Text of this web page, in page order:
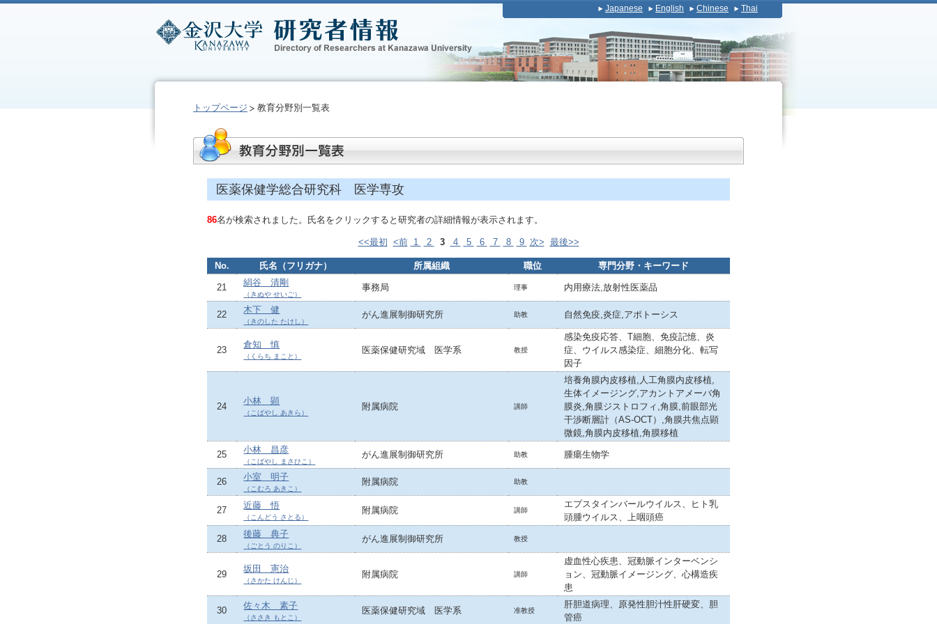
Japanese English Chinese Thai
トップページ 教育分野別一覧表
医薬保健学総合研究科 医学専攻
86名が検索されました。氏名をクリックすると研究者の詳細情報が表示されます。
<<最初 <前 1 2 3 4 5 6 7 8 9 次> 最後>>
No. 氏名（フリガナ） 所属組織 職位 専門分野・キーワード
21 絹谷 清剛
（きぬや せいご）
事務局 理事 内用療法,放射性医薬品
22 木下 健
（きのした たけし）
がん進展制御研究所 助教 自然免疫,炎症,アポトーシス
23
倉知 慎
（くらち まこと）
医薬保健研究域 医学系 教授
感染免疫応答、T細胞、免疫記憶、炎
症、ウイルス感染症、細胞分化、転写
因子
24
小林 顕
（こばやし あきら）
附属病院 講師
培養角膜内皮移植,人工角膜内皮移植,
生体イメージング,アカントアメーバ角
膜炎,角膜ジストロフィ,角膜,前眼部光
干渉断層計（AS-OCT）,角膜共焦点顕
微鏡,角膜内皮移植,角膜移植
25 小林 昌彦
（こばやし まさひこ）
がん進展制御研究所 助教 腫瘍生物学
26 小室 明子
（こむろ あきこ）
附属病院 助教
27 近藤 悟
（こんどう さとる）
附属病院 講師
エプスタインバールウイルス、ヒト乳
頭腫ウイルス、上咽頭癌
28 後藤 典子
（ごとう のりこ）
がん進展制御研究所 教授
29
坂田 憲治
（さかた けんじ）
附属病院 講師
虚血性心疾患、冠動脈インターベンシ
ョン、冠動脈イメージング、心構造疾
患
30 佐々木 素子
（ささき もとこ）
医薬保健研究域 医学系 准教授
肝胆道病理、原発性胆汁性肝硬変、胆
管癌